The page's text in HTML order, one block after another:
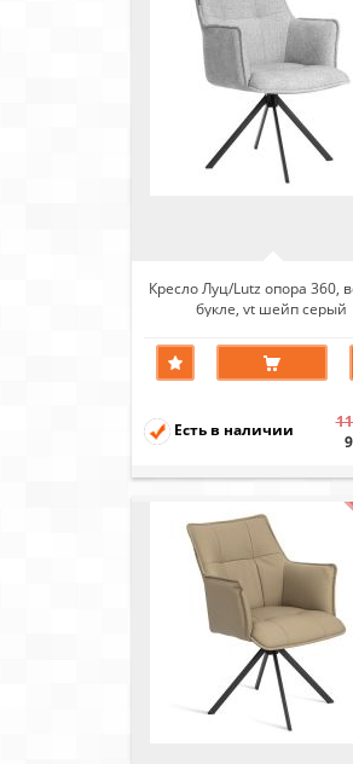
Кресло Луц/Lutz опора 360,
букле, vt шейп серый
Есть в наличии